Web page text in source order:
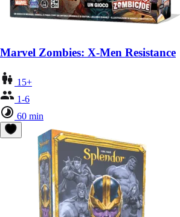
Marvel Zombies: X-Men Resistance
15+
1-6
60 min